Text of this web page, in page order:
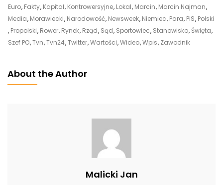
Najman
Nie
Zostawił
Suchej
Euro, Fakty, Kapitał, Kontrowersyjne, Lokal, Marcin, Marcin Najman,
Media, Morawiecki, Narodowość, Newsweek, Niemiec, Para, PiS, Polski
, Propolski, Rower, Rynek, Rząd, Sąd, Sportowiec, Stanowisko,Święta,
Szef PO,Tvn,Tvn24,Twitter,Wartości,Wideo,Wpis, Zawodnik
About the Author
Malicki Jan